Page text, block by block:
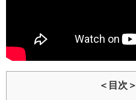
＜目次＞